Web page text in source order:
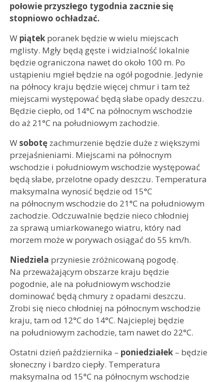
połowie przyszłego tygodnia zacznie się
stopniowo ochładzać.
W piątek poranek będzie w wielu miejscach
mglisty. Mgły będą gęste i widzialność lokalnie
będzie ograniczona nawet do około 100 m. Po
ustąpieniu mgieł będzie na ogół pogodnie. Jedynie
na północy kraju będzie więcej chmur i tam też
miejscami występować będą słabe opady deszczu.
Będzie ciepło, od 14°C na północnym wschodzie
do aż 21°C na południowym zachodzie.
Wsobotę zachmurzenie będzie duże z większymi
przejaśnieniami. Miejscami na północnym
wschodzie i południowym wschodzie występować
będą słabe, przelotne opady deszczu. Temperatura
maksymalna wynosić będzie od 15°C
na północnym wschodzie do 21°C na południowym
zachodzie. Odczuwalnie będzie nieco chłodniej
za sprawą umiarkowanego wiatru, który nad
morzem może w porywach osiągać do 55 km/h.
Niedziela przyniesie zróżnicowaną pogodę.
Na przeważającym obszarze kraju będzie
pogodnie, ale na południowym wschodzie
dominować będą chmury z opadami deszczu.
Zrobi się nieco chłodniej na północnym wschodzie
kraju, tam od 12°C do 14°C. Najcieplej będzie
na południowym zachodzie, tam nawet do 22°C.
Ostatni dzień października – poniedziałek – będzie
słoneczny i bardzo ciepły. Temperatura
maksymalna od 15°C na północnym wschodzie